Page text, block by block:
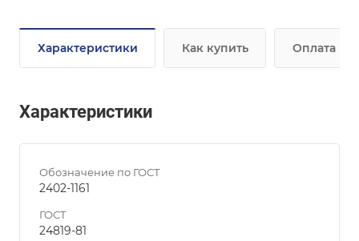
Характеристики Как купить Оплата
Характеристики
Обозначение по ГОСТ
2402-1161
ГОСТ
24819-81